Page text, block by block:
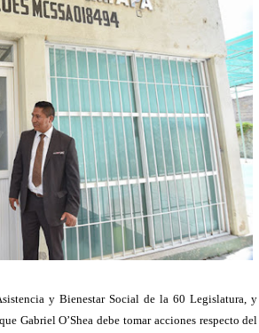
y Bienestar Social de la 60 Legislatura, y
Gabriel O’Shea debe tomar acciones respecto del